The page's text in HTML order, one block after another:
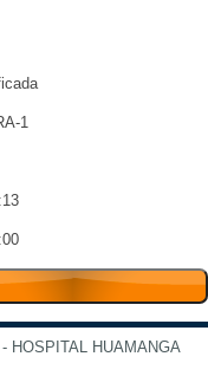
1
HOSPITAL HUAMANGA